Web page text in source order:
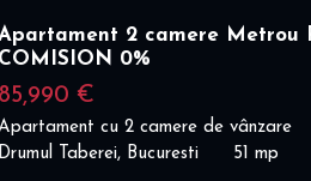
2 camere Metrou
COMISION 0%
85,990 €
cu 2 camere de vânzare
Drumul Taberei, Bucuresti
51 mp